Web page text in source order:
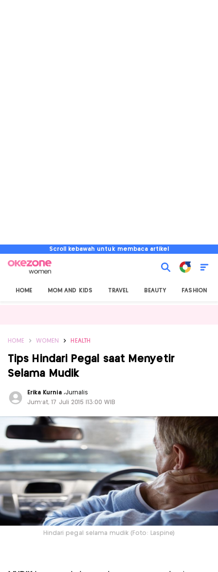
Scroll kebawah untuk membaca artikel
HOME MOM AND KIDS TRAVEL BEAUTY FASHION
HOME WOMEN HEALTH
Tips Hindari Pegal saat Menyetir
Selama Mudik
Erika Kurnia ,Jurnalis
Jum'at, 17 Juli 2015 |13:00 WIB
Hindari pegal selama mudik (Foto: Laspine)